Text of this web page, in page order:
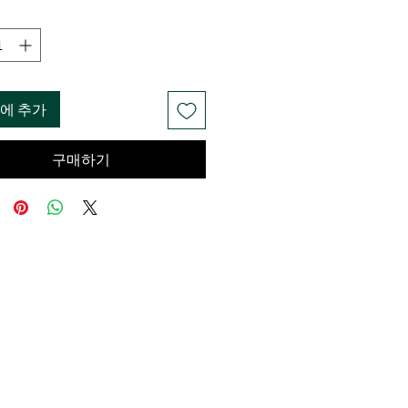
추가
구매하기